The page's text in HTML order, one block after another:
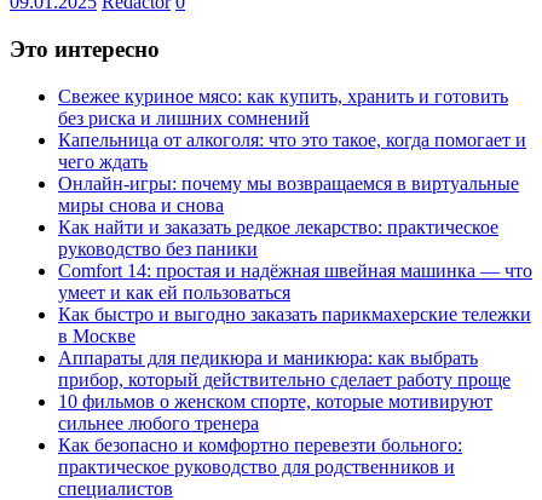
Это интересно
Свежее куриное мясо: как купить, хранить и готовить
без риска и лишних сомнений
Капельница от алкоголя: что это такое, когда помогает и
чего ждать
Онлайн-игры: почему мы возвращаемся в виртуальные
миры снова и снова
Как найти и заказать редкое лекарство: практическое
руководство без паники
Comfort 14: простая и надёжная швейная машинка — что
умеет и как ей пользоваться
Как быстро и выгодно заказать парикмахерские тележки
в Москве
Аппараты для педикюра и маникюра: как выбрать
прибор, который действительно сделает работу проще
10 фильмов о женском спорте, которые мотивируют
сильнее любого тренера
Как безопасно и комфортно перевезти больного:
практическое руководство для родственников и
специалистов